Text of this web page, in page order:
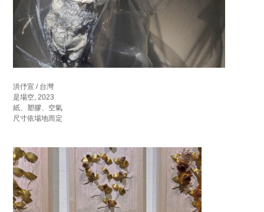
洪伃宣 / 台灣
是場空, 2023
紙、塑膠、空氣
尺寸依場地而定